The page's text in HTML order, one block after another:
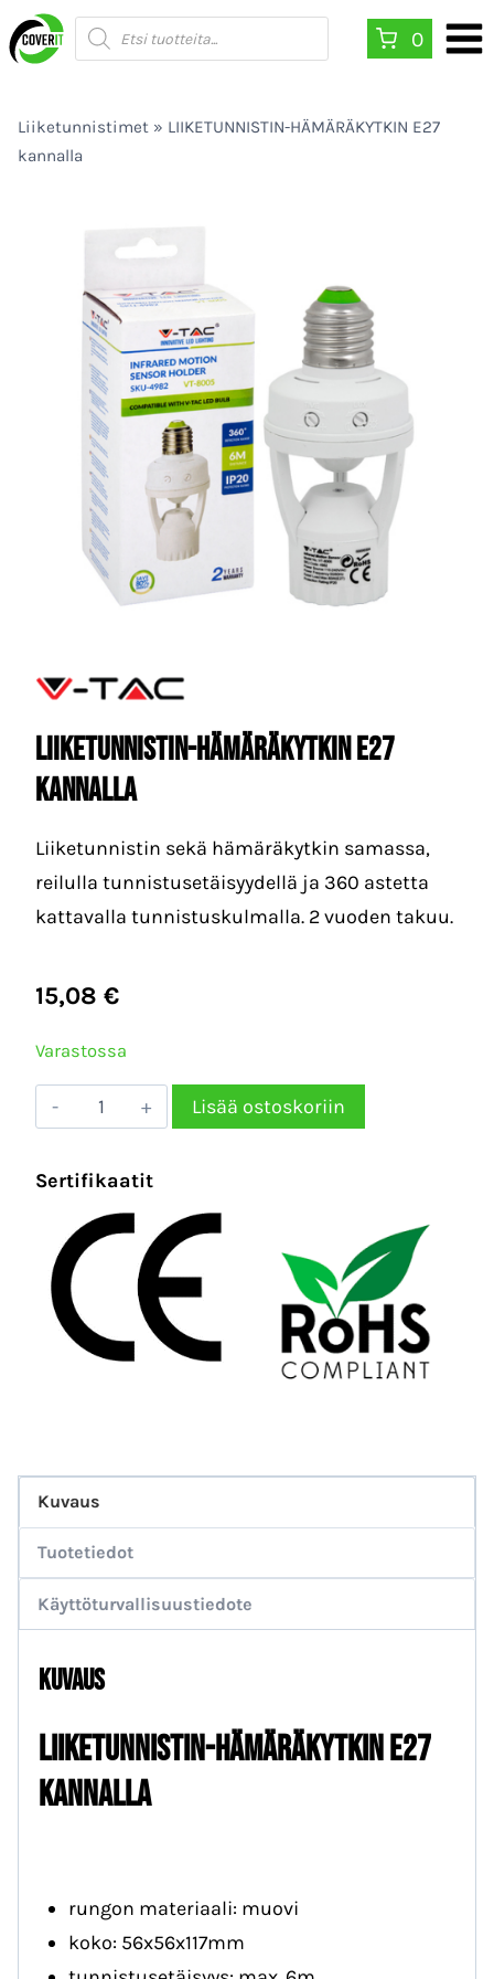
Siirry
sisältöön
Products
search
0
Liiketunnistimet » LIIKETUNNISTIN-HÄMÄRÄKYTKIN E27
kannalla
LIIKETUNNISTIN-HÄMÄRÄKYTKIN E27
kannalla
Liiketunnistin sekä hämäräkytkin samassa,
reilulla tunnistusetäisyydellä ja 360 astetta
kattavalla tunnistuskulmalla. 2 vuoden takuu.
15,08 €
Varastossa
LIIKETUNNISTIN-
HÄMÄRÄKYTKIN
E27
määrä
Lisää ostoskoriin
Sertifikaatit
Kuvaus
Tuotetiedot
Käyttöturvallisuustiedote
Kuvaus
LIIKETUNNISTIN-HÄMÄRÄKYTKIN E27
KANNALLA
rungon materiaali: muovi
koko: 56x56x117mm